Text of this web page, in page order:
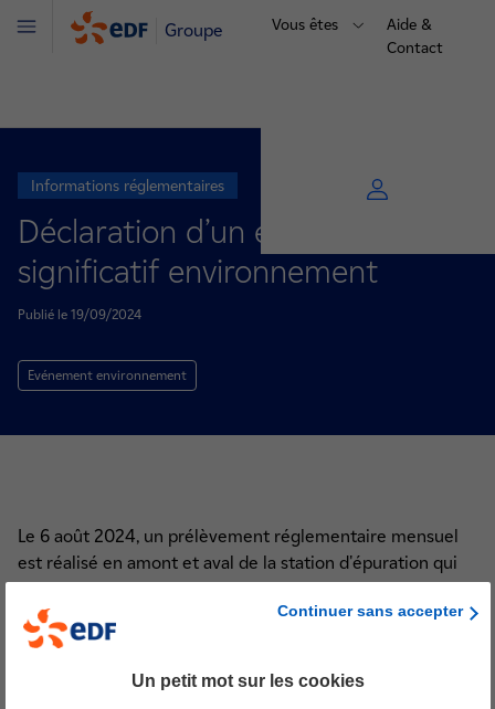
Groupe Vous êtes
Aide &
Contact
Menu
Informations réglementaires
Déclaration d’un événement
significatif environnement
Publié le 19/09/2024
Evénement environnement
Le 6 août 2024, un prélèvement réglementaire mensuel
est réalisé en amont et aval de la station d'épuration qui
participe au traitement des effluents tertiaires de la
centrale nucléaire de Flamanville (eaux des sanitaires hors
installation nucléaire). Le 13 août 2024, les résultats des
analyses en aval indiquent une concentration de matières
en suspensions (MES) légèrement supérieure (43mg/L) à la
Continuer sans accepter
Un petit mot sur les cookies